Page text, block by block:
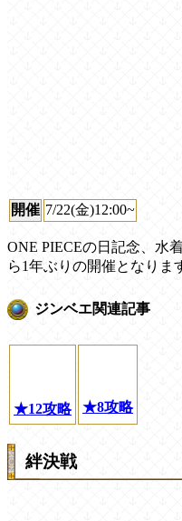
開催 7/22(金)12:00~
ONE PIECEの日記念、水
ら1年ぶりの開催となりま
ジンベエ関連記事
★12攻略 ★8攻略
絆決戦